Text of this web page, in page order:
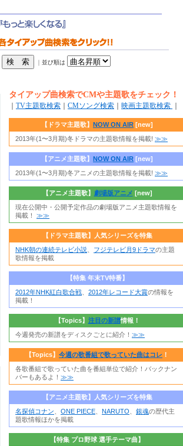
｜ 並び順は
タイアップ曲検索でCMや主題歌をチェック！
TV主題歌検索 CMソング検索 映画主題歌検索
【ドラマ主題歌】 NOW ON AIR [new]
2013年(1〜3月期)冬ドラマの主題歌情報を掲載! ≫≫
【アニメ主題歌】 NOW ON AIR [new]
2013年(1〜3月期)冬アニメの主題歌情報を掲載! ≫≫
【アニメ主題歌】 劇場版アニメ [new]
現在公開中・公開予定作品の劇場版アニメ主題歌情報を
掲載！ ≫≫
【ドラマ主題歌】人気シリーズを特集
NHK朝の連続テレビ小説
フジテレビ月9ドラマの主題
歌情報を掲載
【特集 年末TV特番】
2012年NHK紅白歌合戦
2012年レコード大賞の情報を
掲載！
【Topics】 注目の新譜情報！
今週発売の新譜をディスクごとに紹介！ ≫≫
【Topics】 今週の歌番組で歌っていた曲はコレ ！
各歌番組で歌っていた曲を番組単位で紹介！バックナン
バーもあるよ！ ≫≫
【アニメ主題歌】人気シリーズを特集
名探偵コナン
ONE PIECE NARUTO 銀魂の歴代主
題歌情報ほかを掲載
【特集 プロ野球 選手テーマ曲】